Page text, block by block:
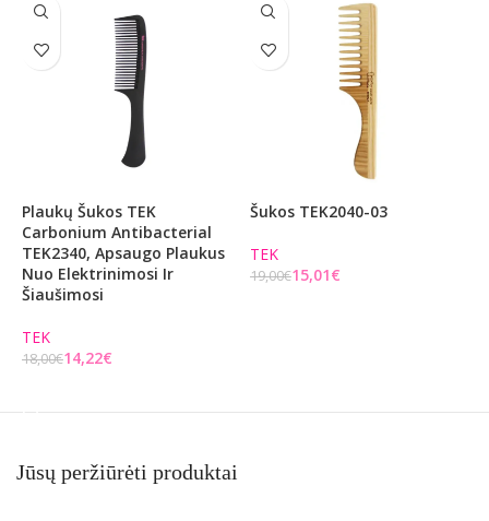
Plaukų Šukos TEK
Carbonium Antibacterial
TEK2340, Apsaugo Plaukus
Nuo Elektrinimosi Ir
Šiaušimosi
TEK
18,00€14,22€
Šukos TEK2040-03
TEK
19,00€15,01€
Jūsų peržiūrėti produktai